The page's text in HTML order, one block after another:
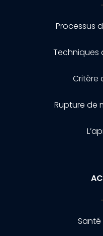
Processus
Techniques
Critère
Rupture de
Santé